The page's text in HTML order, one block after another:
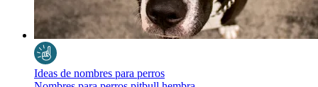
Ideas de nombres para perros